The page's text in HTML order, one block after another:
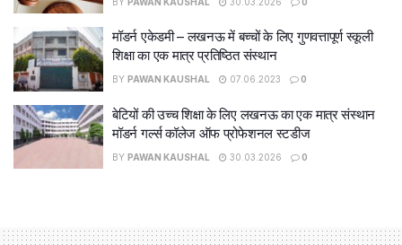
मॉडर्न एकेडमी – लखनऊ में बच्चों के लिए गुणवत्तापूर्ण स्कूली
शिक्षा का एक मात्र प्रतिष्ठित संस्थान
BY PAWAN KAUSHAL 07.06.2023 0
बेटियों की उच्च शिक्षा के लिए लखनऊ का एक मात्र संस्थान
मॉडर्न गर्ल्स कॉलेज ऑफ प्रोफेशनल स्टडीज
BY PAWAN KAUSHAL 30.03.2026 0